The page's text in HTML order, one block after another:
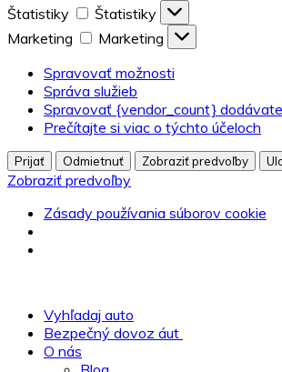
Štatistiky
Štatistiky
Marketing
Marketing
Spravovať možnosti
Správa služieb
Spravovať {vendor_count}
Prečítajte si viac o týchto účeloch
Prijať Odmietnuť Zobraziť predvoľby
Zobraziť predvoľby
Zásady používania súborov cookie
Vyhľadaj auto
Bezpečný dovoz áut
O nás